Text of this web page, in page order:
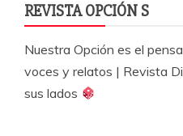
REVISTA OPCIÓN S
Nuestra Opción es el
voces y relatos | Revista
sus lados